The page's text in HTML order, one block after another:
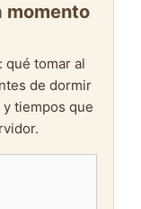
momento
qué tomar al
de dormir
tiempos que